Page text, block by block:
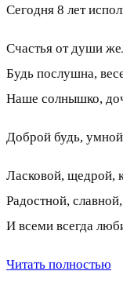
Сегодня 8 лет
Счастья от души
Будь послушна,
Наше солнышко,
Доброй будь,
Ласковой, щедрой,
Радостной,
И всеми всегда
Читать полностью